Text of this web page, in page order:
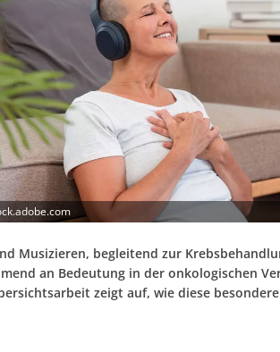
Musizieren, begleitend zur
an Bedeutung in der onkologischen
zeigt auf, wie diese